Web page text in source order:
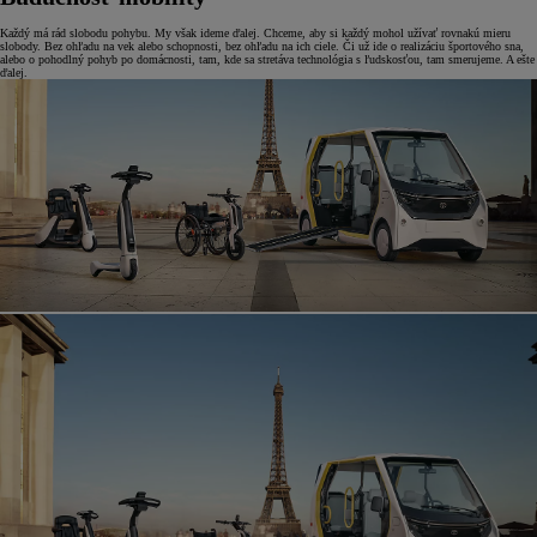
Každý má rád slobodu pohybu. My však ideme ďalej. Chceme, aby si každý mohol užívať rovnakú mieru
slobody. Bez ohľadu na vek alebo schopnosti, bez ohľadu na ich ciele. Či už ide o realizáciu športového sna,
alebo o pohodlný pohyb po domácnosti, tam, kde sa stretáva technológia s ľudskosťou, tam smerujeme. A ešte
ďalej.